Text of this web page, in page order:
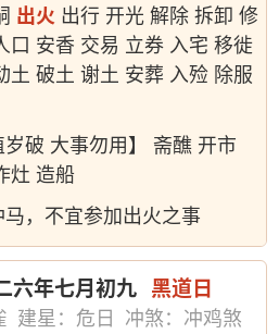
出火 出行 开光 解除 拆卸 修
口 安香 交易 立券 入宅 移徙
土 破土 谢土 安葬 入殓 除服
岁破 大事勿用】 斋醮 开市
灶 造船
马，不宜参加出火之事
六年七月初九 黑道日
建星：危日
冲煞：冲鸡煞